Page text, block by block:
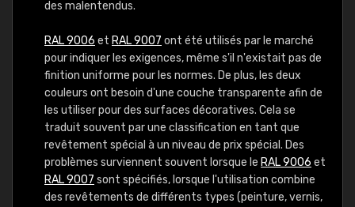
des malentendus.
RAL 9006 et RAL 9007 ont été utilisés par le marché
pour indiquer les exigences, même s'il n'existait pas de
finition uniforme pour les normes. De plus, les deux
couleurs ont besoin d'une couche transparente afin de
les utiliser pour des surfaces décoratives. Cela se
traduit souvent par une classification en tant que
revêtement spécial à un niveau de prix spécial. Des
problèmes surviennent souvent lorsque le RAL 9006 et
RAL 9007 sont spécifiés, lorsque l'utilisation combine
des revêtements de différents types (peinture, vernis,